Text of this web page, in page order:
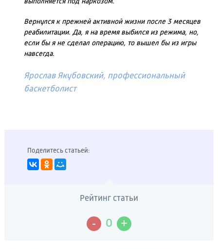
выполняется под наркозом.
Вернулся к прежней активной жизни после 3 месяцев
реабилитации. Да, я на время выбился из режима, но,
если бы я не сделал операцию, то вышел бы из игры
навсегда.
Ярослав Якубовский, профессиональный
баскетболист
Поделитесь статьей:
Рейтинг статьи
- 0 +